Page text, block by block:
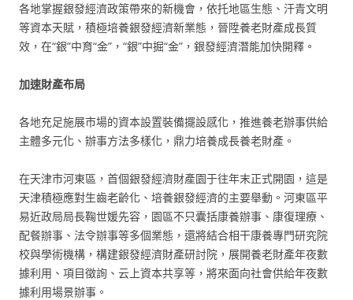
各地掌握銀發經濟政策帶來的新機會，依托地區生態、汗青文明
等資本天賦，積極培養銀發經濟新業態，晉陞養老財產成長質
效，在“銀”中育“金”，“銀”中掘“金”，銀發經濟潛能加快開釋。
加速財產布局
各地充足施展市場的資本設置裝備擺設感化，推進養老辦事供給
主體多元化、辦事方法多樣化，鼎力培養成長養老財產。
在天津市河東區，首個銀發經濟財產園于往年末正式開園，這是
天津積極應對生齒老齡化、培養銀發經濟的主要舉動。河東區平
易近政局局長鞠世媛先容，園區不只囊括康養辦事、康復理療、
配餐辦事、法令辦事等多個業態，還將結合相干康養專門研究院
校與學術機構，構建銀發經濟財產研討院，展開養老財產年夜數
據利用、項目徵詢、云上資本共享等，將來面向社會供給年夜數
據利用場景辦事。